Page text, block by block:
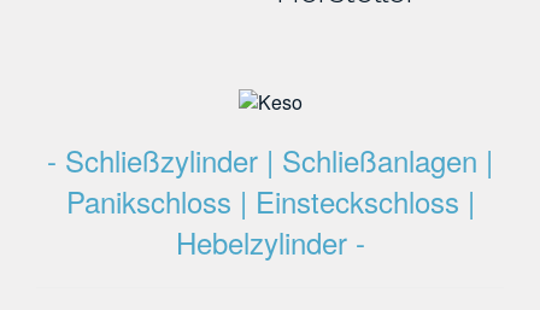
- Schließzylinder | Schließanlagen |
Panikschloss | Einsteckschloss |
Hebelzylinder -